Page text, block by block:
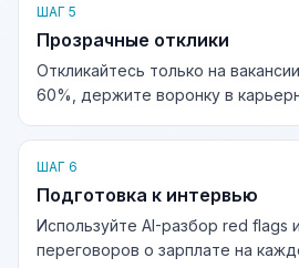
ШАГ 5
Прозрачные отклики
Откликайтесь только на
60%, держите воронку в
ШАГ 6
Подготовка к интервью
Используйте AI-разбор red flags
переговоров о зарплате на